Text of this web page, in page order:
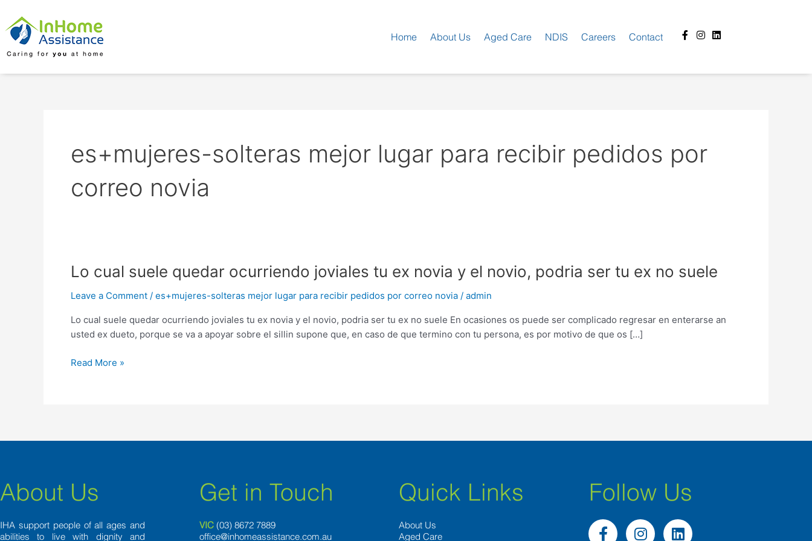
content
Home About Us Aged Care NDIS Careers Contact
Facebook-
f
Instagram
Linkedin
es+mujeres-solteras mejor lugar para recibir pedidos por
correo novia
Lo cual suele quedar ocurriendo joviales tu ex novia y el novio, podri­a ser tu ex no suele
Leave a Comment / es+mujeres-solteras mejor lugar para recibir pedidos por correo novia / admin
Lo cual suele quedar ocurriendo joviales tu ex novia y el novio, podri­a ser tu ex no suele En ocasiones os puede ser complicado regresar en enterarse an
usted ex dueto, porque se va a apoyar sobre el silli­n supone que, en caso de que termino con tu persona, es por motivo de que os […]
Lo
suele
ocurriendo
joviales
ex
podri­
tu
ex
suele
Read More »
About Us
IHA support people of all ages and
abilities to live with dignity and
Get in Touch
VIC (03) 8672 7889
office@inhomeassistance.com.au
Quick Links
About Us
Aged Care
Follow Us
F
I
L